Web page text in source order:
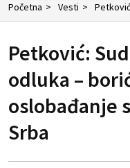
Početna > Vesti >
Petković:
odluka –
oslobađanje
Srba